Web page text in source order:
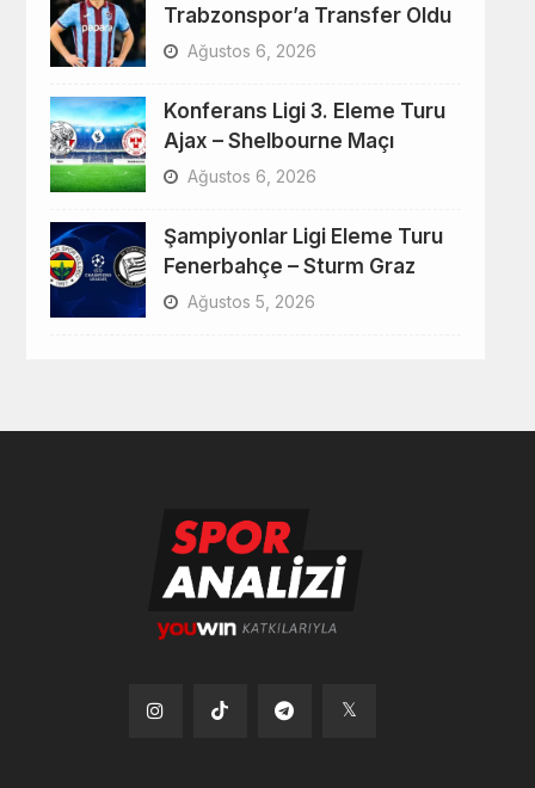
Trabzonspor’a Transfer Oldu
Ağustos 6, 2026
Konferans Ligi 3. Eleme Turu
Ajax – Shelbourne Maçı
Ağustos 6, 2026
Şampiyonlar Ligi Eleme Turu
Fenerbahçe – Sturm Graz
Ağustos 5, 2026
Tiktok